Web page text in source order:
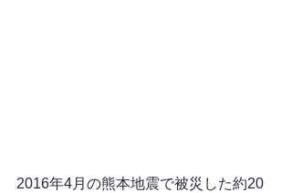
2016年4月の熊本地震で被災した約20